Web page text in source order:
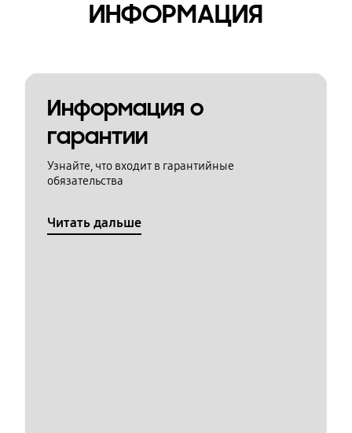
ИНФОРМАЦИЯ
Информация о
гарантии
Узнайте, что входит в гарантийные
обязательства
Читать дальше